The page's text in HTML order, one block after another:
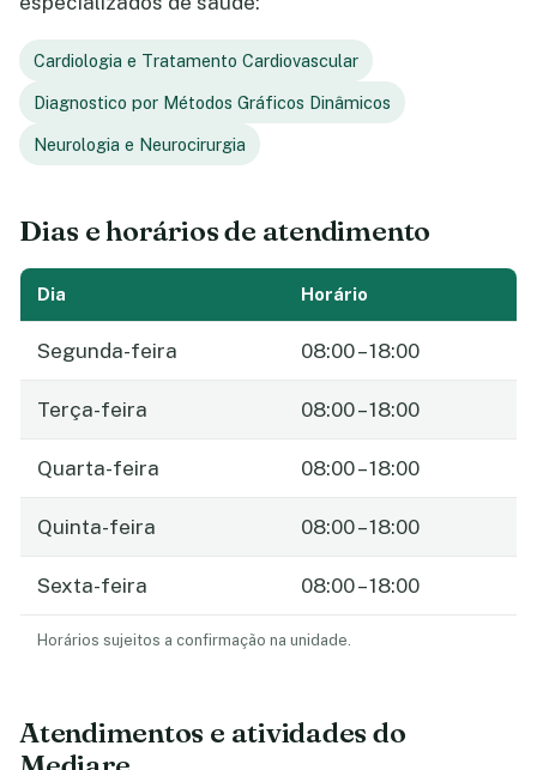
Cardiologia e Tratamento Cardiovascular
Diagnostico por Métodos Gráficos Dinâmicos
Neurologia e Neurocirurgia
Dias e horários de atendimento
Dia Horário
Segunda-feira 08:00 – 18:00
Terça-feira 08:00 – 18:00
Quarta-feira 08:00 – 18:00
Quinta-feira 08:00 – 18:00
Sexta-feira 08:00 – 18:00
Horários sujeitos a confirmação na unidade.
Atendimentos e atividades do